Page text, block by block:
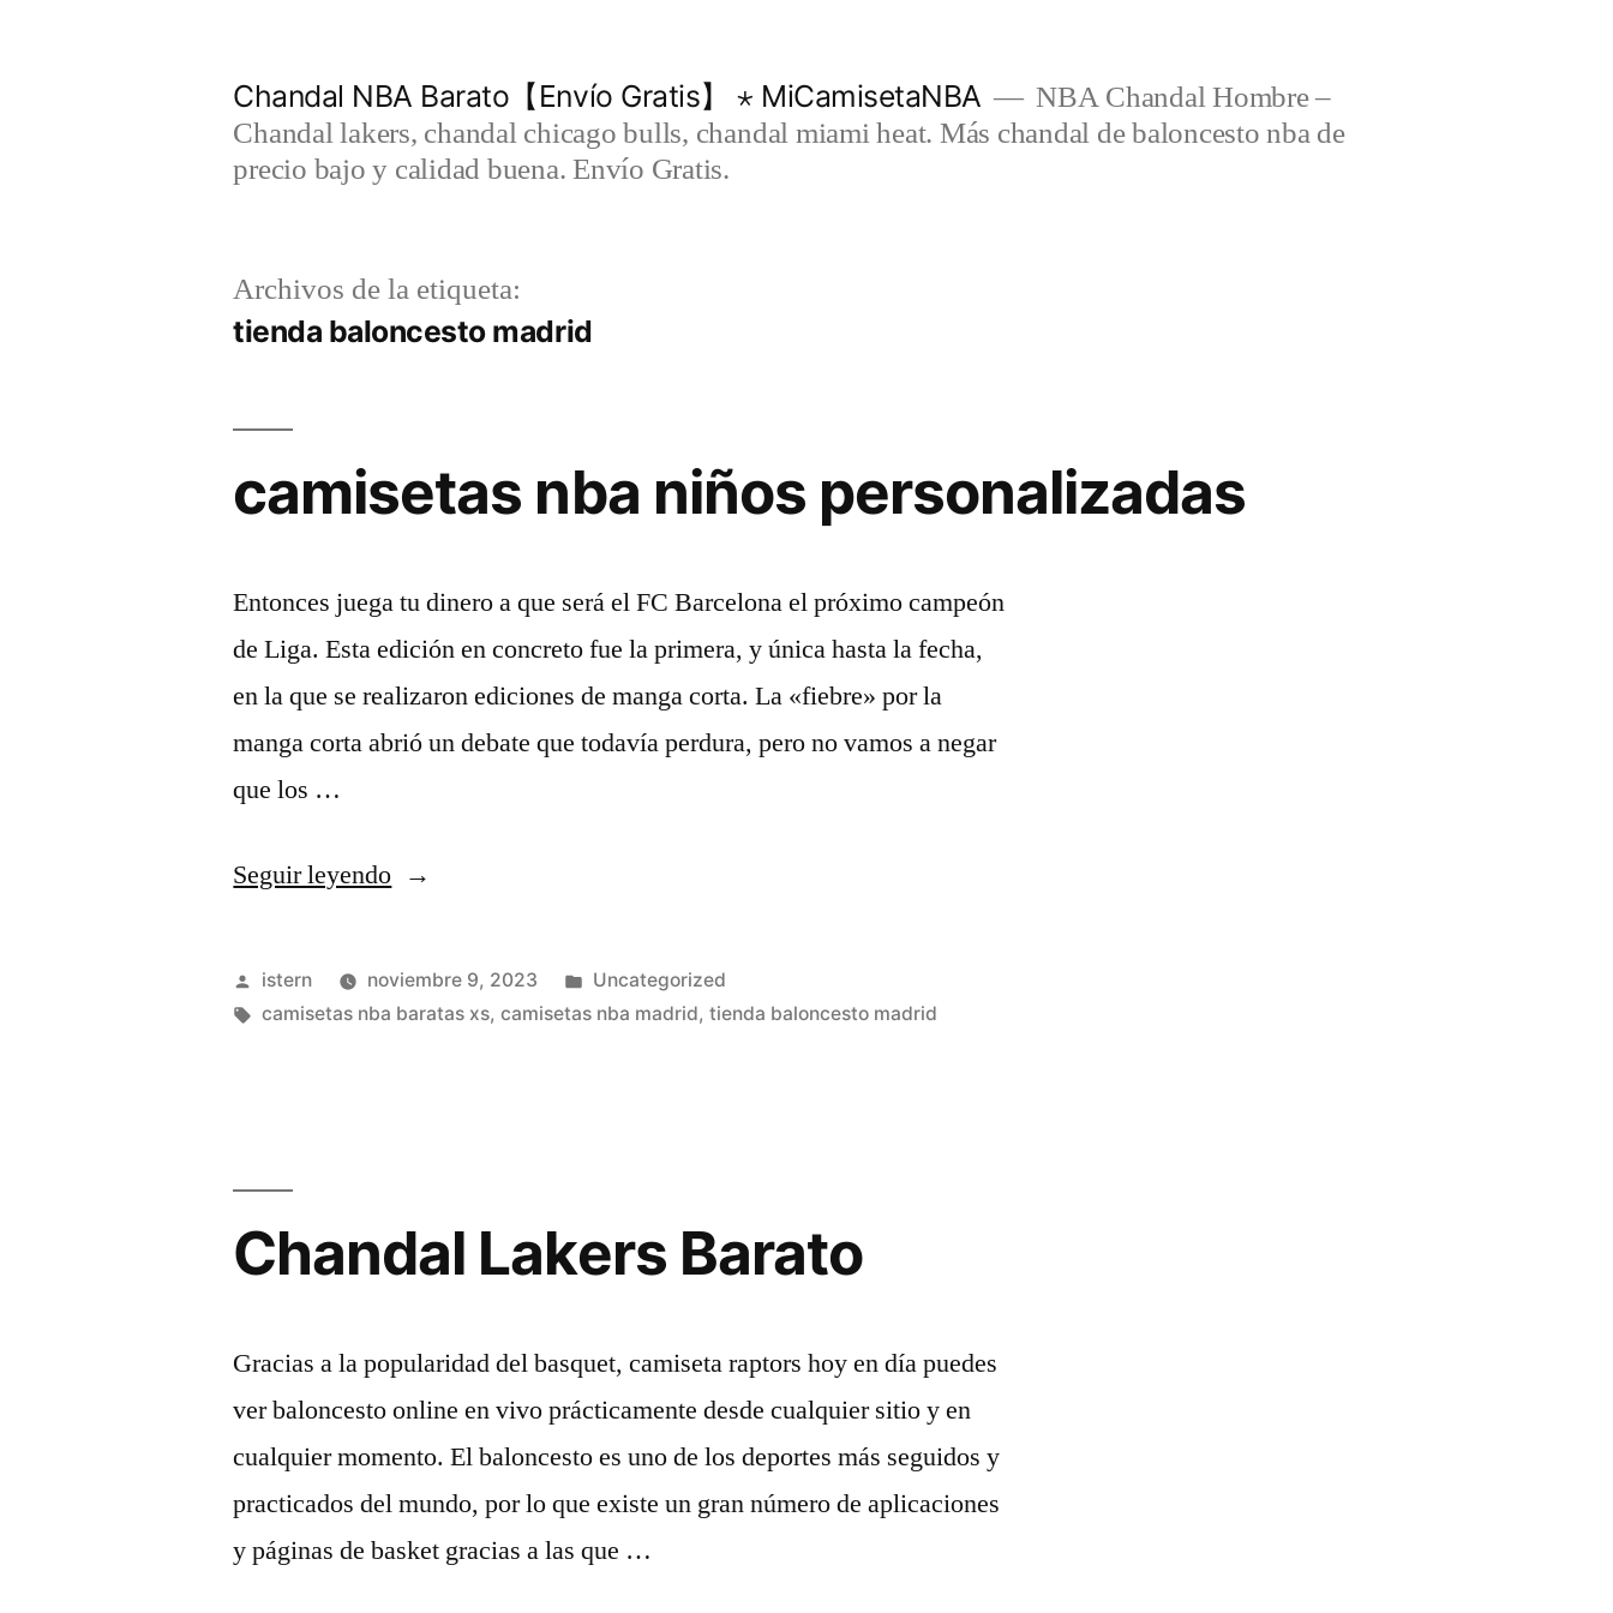
Chandal NBA Barato【Envío Gratis】 ⋆ MiCamisetaNBA
NBA Chandal Hombre –
Chandal lakers, chandal chicago bulls, chandal miami heat. Más chandal de baloncesto nba de
precio bajo y calidad buena. Envío Gratis.
Archivos de la etiqueta:
tienda baloncesto madrid
camisetas nba niños personalizadas
Entonces juega tu dinero a que será el FC Barcelona el próximo campeón
de Liga. Esta edición en concreto fue la primera, y única hasta la fecha,
en la que se realizaron ediciones de manga corta. La «fiebre» por la
manga corta abrió un debate que todavía perdura, pero no vamos a negar
que los …
Seguir leyendo«camisetas
niños
personalizadas»
Publicado
por
istern noviembre 9, 2023
Publicado
en
Uncategorized
Etiquetas:
camisetas nba baratas xs,camisetas nba madrid,tienda baloncesto madrid
Chandal Lakers Barato
Gracias a la popularidad del basquet, camiseta raptors hoy en día puedes
ver baloncesto online en vivo prácticamente desde cualquier sitio y en
cualquier momento. El baloncesto es uno de los deportes más seguidos y
practicados del mundo, por lo que existe un gran número de aplicaciones
y páginas de basket gracias a las que …